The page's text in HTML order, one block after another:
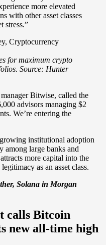
more elevated
with other asset classes
stress.”
for maximum crypto
Source: Hunter
Bitwise, called the
advisors managing $2
We’re entering the
institutional adoption
among large banks and
more capital into the
as an asset class.
Solana in Morgan
calls Bitcoin
new all-time high